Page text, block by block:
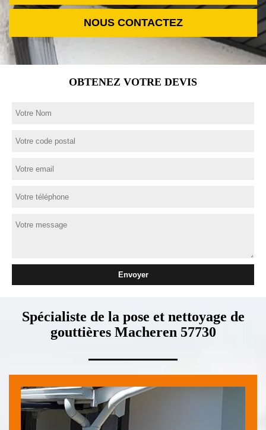
NOUS CONTACTEZ
OBTENEZ VOTRE DEVIS
Spécialiste de la pose et nettoyage de
gouttières Macheren 57730